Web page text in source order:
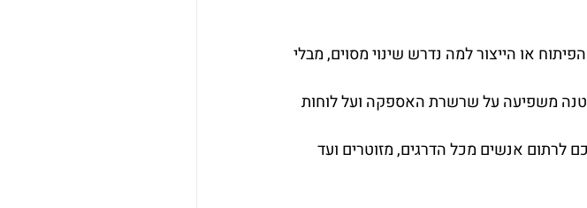
או הייצור למה נדרש שינוי מסוים, מבלי
משפיעה על שרשרת האספקה ועל לוחות
לרתום אנשים מכל הדרגים, מזוטרים ועד